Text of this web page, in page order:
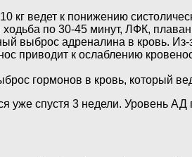
ведет к понижению
по 30-45 минут, ЛФК,
выброс адреналина в кровь.
приводит к ослаблению
гормонов в кровь, который
уже спустя 3 недели. Уровень